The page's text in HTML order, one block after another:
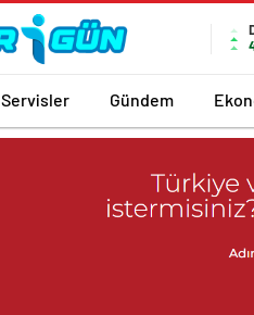
Servisler Gündem